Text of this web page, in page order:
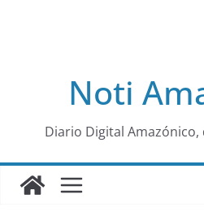
al
Noti
Diario Digital Amazónico,